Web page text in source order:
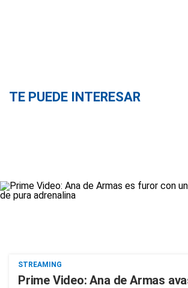
TE PUEDE INTERESAR
STREAMING
Prime Video: Ana de Armas